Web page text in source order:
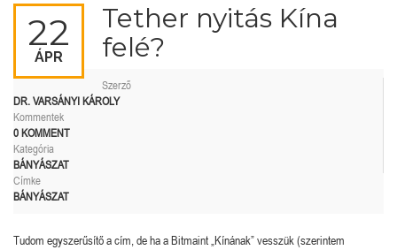
22
ÁPR
Tether nyitás Kína
felé?
Szerző
DR. VARSÁNYI KÁROLY
Kommentek
0 KOMMENT
Kategória
BÁNYÁSZAT
Címke
BÁNYÁSZAT
Tudom egyszerűsítő a cím, de ha a Bitmaint „Kínának” vesszük (szerintem